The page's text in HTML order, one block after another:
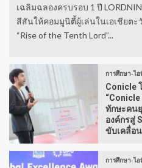
เฉลิมฉลองครบรอบ 1 ปี
สีสันให้คอมมูนิตี้ผู้เล่นในเอเชียต
“Rise of the Tenth Lord”...
การศึกษา-ไอ
Conicle
ทักษะคน
องค์กรสู่
ขับเคลื่อ
การศึกษา-ไอ